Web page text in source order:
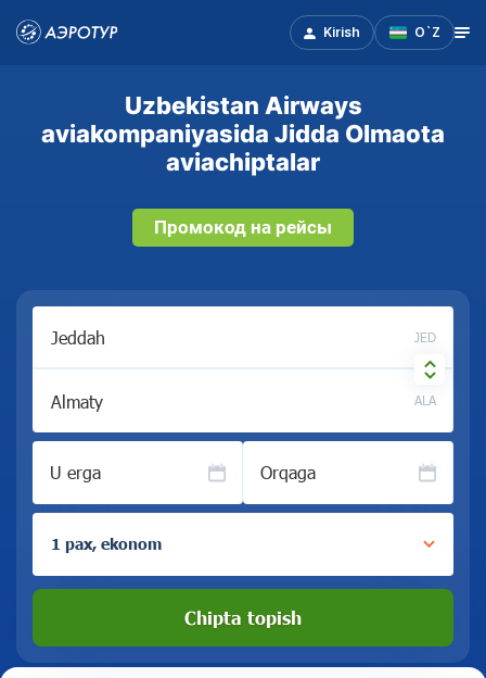
Kirish O`Z
Uzbekistan Airways
aviakompaniyasida Jidda Olmaota
aviachiptalar
Промокод на рейсы
JED
ALA
U erga Orqaga
1 pax, ekonom
Chipta topish